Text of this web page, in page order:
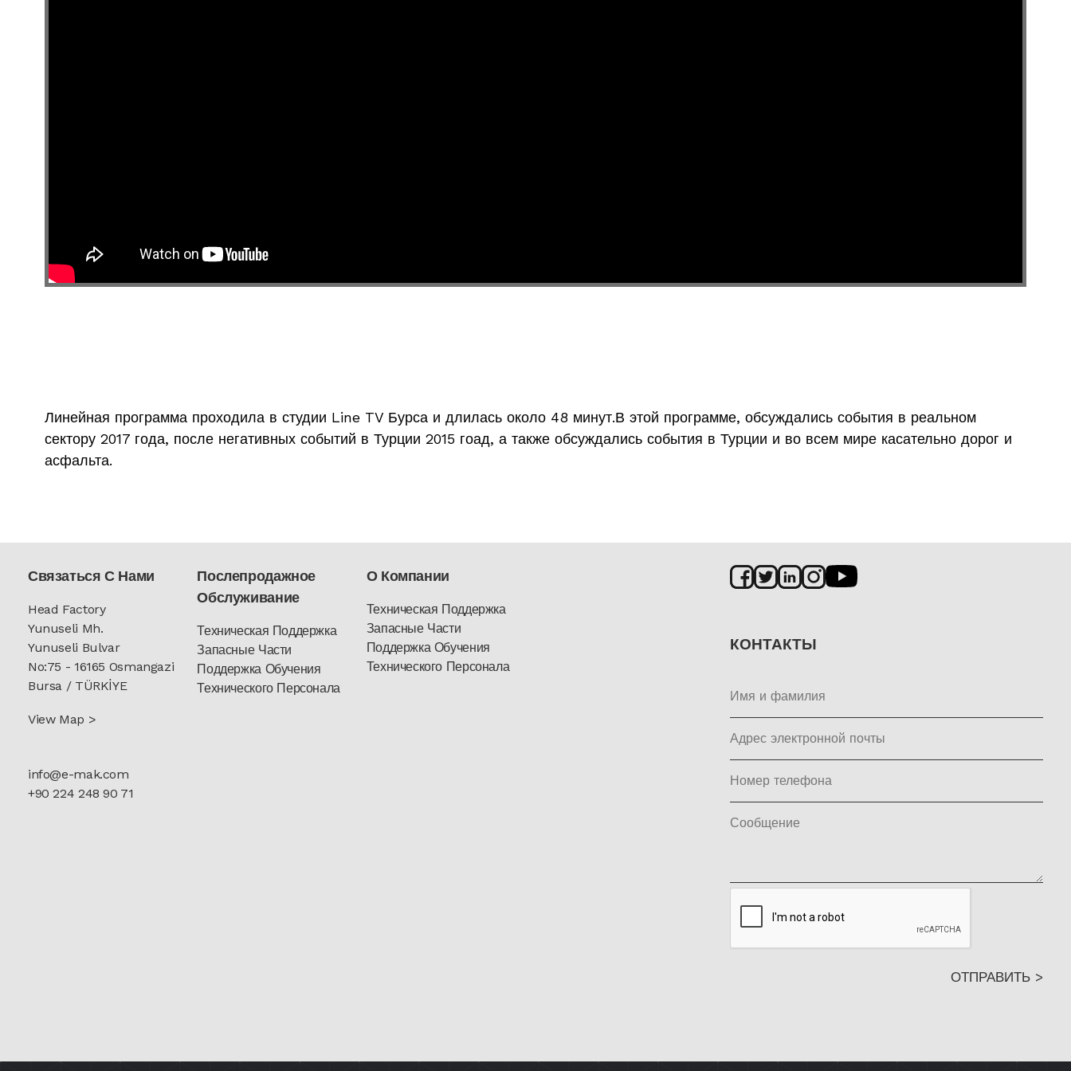
Линейная программа проходила в студии Line TV Бурса и длилась около 48 минут.В этой программе, обсуждались события в реальном
сектору 2017 года, после негативных событий в Турции 2015 гоад, а также обсуждались события в Турции и во всем мире касательно дорог и
асфальта.
Связаться С Нами
Head Factory
Yunuseli Mh.
Yunuseli Bulvar
No:75 - 16165 Osmangazi
Bursa / TÜRKİYE
View Map >
info@e-mak.com
+90 224 248 90 71
Послепродажное
Обслуживание
Техническая Поддержка
Запасные Части
Поддержка Обучения
Технического Персонала
О Компании
Техническая Поддержка
Запасные Части
Поддержка Обучения
Технического Персонала
КОНТАКТЫ
ОТПРАВИТЬ >